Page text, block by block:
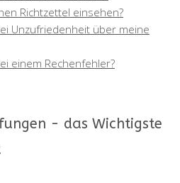
Richtzettel einsehen?
Unzufriedenheit über meine
einem Rechenfehler?
- das Wichtigste